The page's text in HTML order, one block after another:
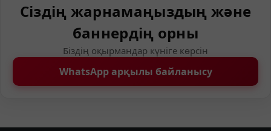
Сіздің жарнамаңыздың және
баннердің орны
Біздің оқырмандар күніге көрсін
WhatsApp арқылы байланысу